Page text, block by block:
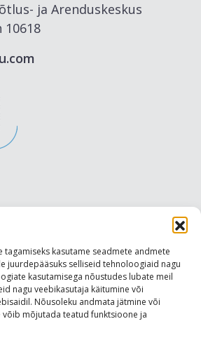
tagamiseks kasutame seadmete andmete
juurdepääsuks selliseid tehnoloogiaid nagu
kasutamisega nõustudes lubate meil
nagu veebikasutaja käitumine või
Nõusoleku andmata jätmine või
mõjutada teatud funktsioone ja
ja Arenduskeskus
10618